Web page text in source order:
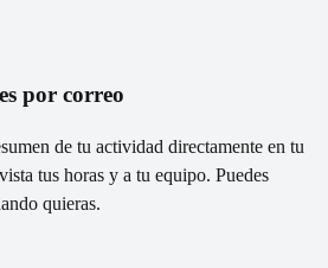
por correo
de tu actividad directamente en tu
tus horas y a tu equipo. Puedes
quieras.